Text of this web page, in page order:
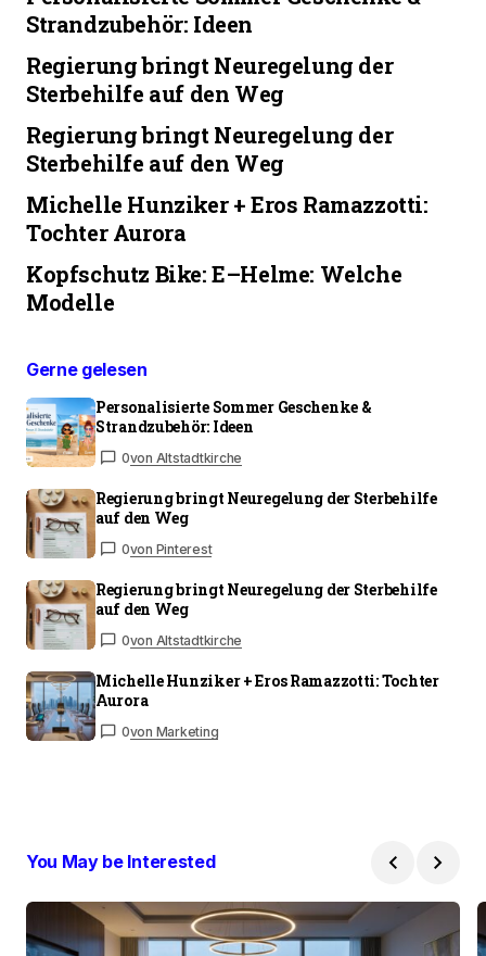
Strandzubehör: Ideen
Regierung bringt Neuregelung der
Sterbehilfe auf den Weg
Regierung bringt Neuregelung der
Sterbehilfe auf den Weg
Michelle Hunziker + Eros Ramazzotti:
Tochter Aurora
Kopfschutz Bike: E–Helme: Welche
Modelle
Gerne gelesen
Personalisierte Sommer Geschenke &
Strandzubehör: Ideen
0von Altstadtkirche
Regierung bringt Neuregelung der Sterbehilfe
auf den Weg
0von Pinterest
Regierung bringt Neuregelung der Sterbehilfe
auf den Weg
0von Altstadtkirche
Michelle Hunziker + Eros Ramazzotti: Tochter
Aurora
0von Marketing
You May be Interested